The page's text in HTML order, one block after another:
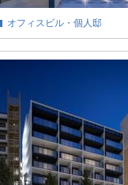
オフィスビル・個人邸